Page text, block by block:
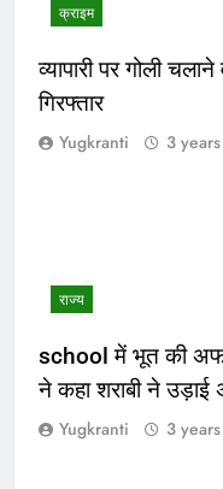
क्राइम
व्यापारी पर गोली
गिरफ्तार
Yugkranti 3
राज्य
school में भूत की
ने कहा शराबी ने उड़ाई
Yugkranti 3